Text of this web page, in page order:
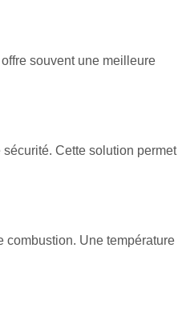
souvent une meilleure
Cette solution permet
combustion. Une température